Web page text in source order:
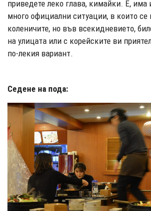
приведете леко глава, кимайки. Е, има
много официални ситуации, в които се
коленичите, но във всекидневието,
на улицата или с корейските ви
по-лекия вариант.
Седене на пода: